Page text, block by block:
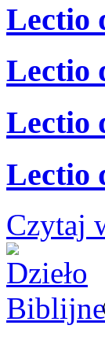
Lectio
Lectio
Lectio
Lectio
Czytaj